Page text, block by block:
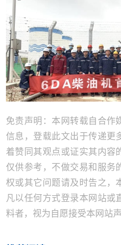
免责声明：本网转载自合作
信息，登载此文出于传递更
着赞同其观点或证实其内容
仅供参考，不做交易和服务
权或其它问题请及时告之，
凡以任何方式登录本网站或
料者，视为自愿接受本网站